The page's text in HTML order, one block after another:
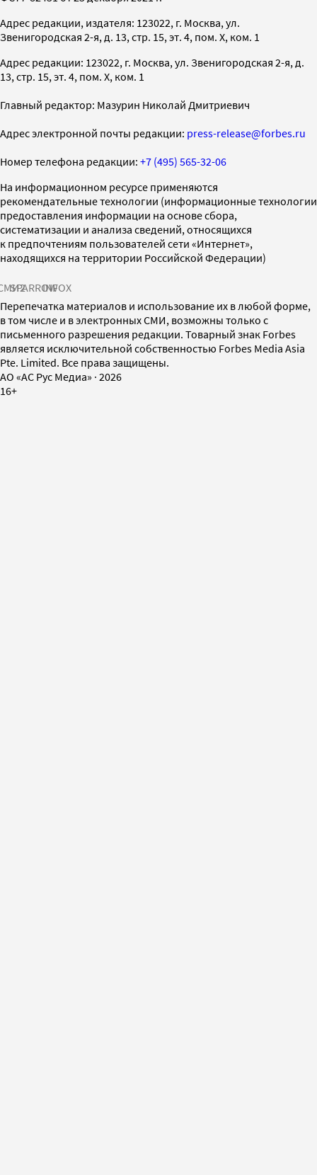
Адрес редакции, издателя: 123022, г. Москва, ул.
Звенигородская 2-я, д. 13, стр. 15, эт. 4, пом. X, ком. 1
Адрес редакции: 123022, г. Москва, ул. Звенигородская 2-я, д.
13, стр. 15, эт. 4, пом. X, ком. 1
Главный редактор: Мазурин Николай Дмитриевич
Адрес электронной почты редакции: press-release@forbes.ru
Номер телефона редакции: +7 (495) 565-32-06
На информационном ресурсе применяются
рекомендательные технологии (информационные технологии
предоставления информации на основе сбора,
систематизации и анализа сведений, относящихся
к предпочтениям пользователей сети «Интернет»,
находящихся на территории Российской Федерации)
SPARROWINFOX
Перепечатка материалов и использование их в любой форме,
в том числе и в электронных СМИ, возможны только с
письменного разрешения редакции. Товарный знак Forbes
является исключительной собственностью Forbes Media Asia
Pte. Limited. Все права защищены.
AO «АС Рус Медиа» · 2026
16+